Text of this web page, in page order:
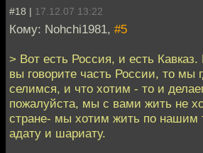
#18 | 17.12.07 13:22
Кому: Nohchi1981, #5
> Вот есть Россия, и есть Кавказ.
вы говорите часть России, то мы
селимся, и что хотим - то и
пожалуйста, мы с вами жить не
стране- мы хотим жить по нашим
адату и шариату.